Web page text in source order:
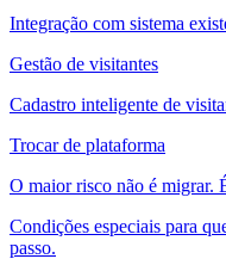
Integração com sistema
Gestão de visitantes
Cadastro inteligente de
Trocar de plataforma
O maior risco não é migrar.
Condições especiais para
passo.